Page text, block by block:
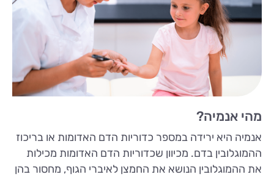
מהי אנמיה?
אנמיה היא ירידה במספר כדוריות הדם האדומות או בריכוז
ההמוגלובין בדם. מכיוון שכדוריות הדם האדומות מכילות
את ההמוגלובין הנושא את החמצן לאיברי הגוף, מחסור בהן